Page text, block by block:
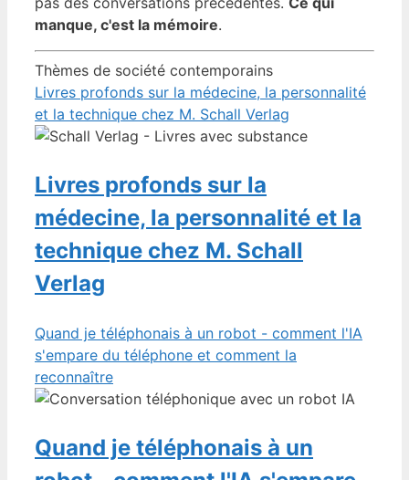
manque, c'est la mémoire.
Thèmes de société contemporains
Livres profonds sur la médecine, la personnalité
et la technique chez M. Schall Verlag
Livres profonds sur la
médecine, la personnalité et la
technique chez M. Schall
Verlag
Quand je téléphonais à un robot - comment l'IA
s'empare du téléphone et comment la
reconnaître
Quand je téléphonais à un